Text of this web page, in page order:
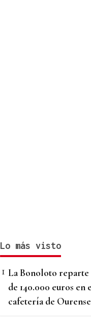
Lo más visto
La Bonoloto reparte
de 140.000 euros en
cafetería de Ourense